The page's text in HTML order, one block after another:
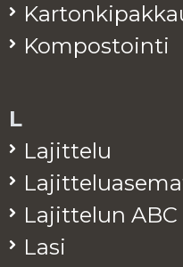
Kom­pos­toin­ti
L
La­jit­te­lu
La­jit­te­lun ABC
Lasi